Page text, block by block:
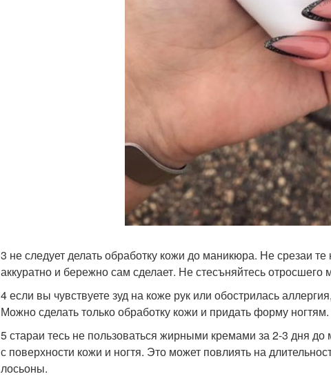
3 не следует делать обработку кожи до маникюра. Не срезаи
аккуратно и бережно сам сделает. Не стесъняйтесь отросшего
4 если вы чувствуете зуд на коже рук или обострилась
Можно сделать только обработку кожи и придать форму ногтям.
5 стараи тесь не пользоваться жирными кремами за 2-3 дня
с поверхности кожи и ногтя. Это может повлиять на
лосьоны.